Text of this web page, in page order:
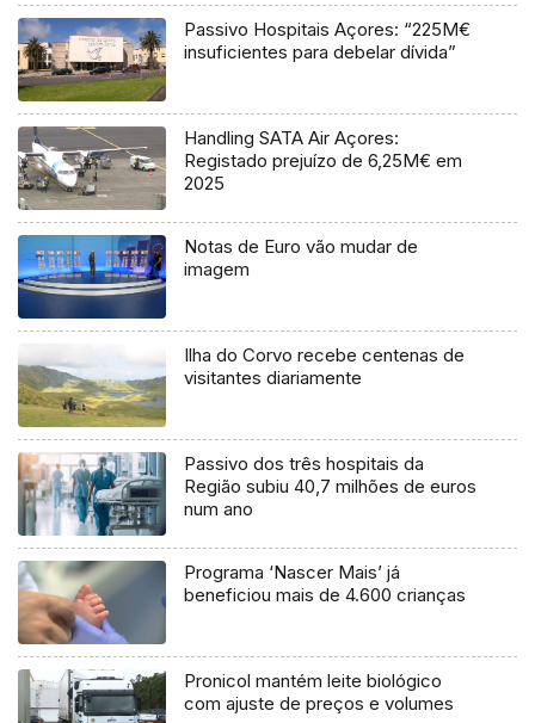
Passivo Hospitais Açores: “225M€
insuficientes para debelar dívida”
Handling SATA Air Açores:
Registado prejuízo de 6,25M€ em
2025
Notas de Euro vão mudar de
imagem
Ilha do Corvo recebe centenas de
visitantes diariamente
Passivo dos três hospitais da
Região subiu 40,7 milhões de euros
num ano
Programa ‘Nascer Mais’ já
beneficiou mais de 4.600 crianças
Pronicol mantém leite biológico
com ajuste de preços e volumes